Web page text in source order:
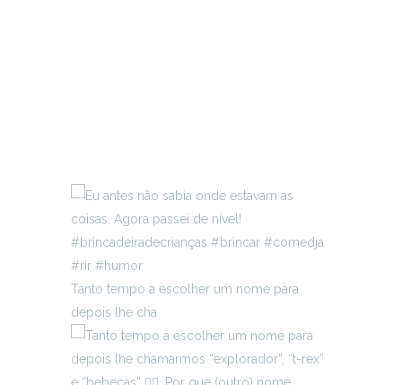
Tanto tempo a escolher um nome para
depois lhe cha